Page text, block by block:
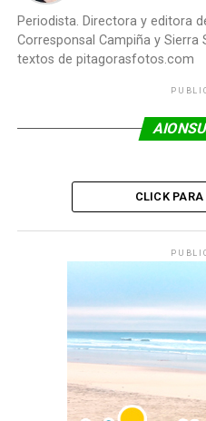
Periodista. Directora y editora
Corresponsal Campiña y Sierra
textos de pitagorasfotos.com
CLICK